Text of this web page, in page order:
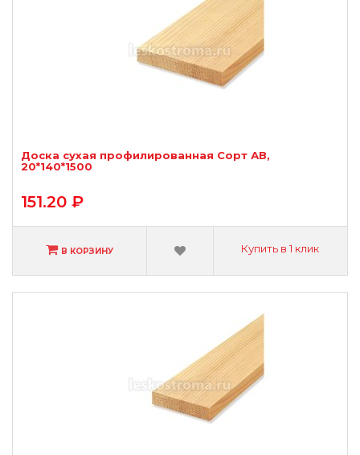
Доска сухая профилированная Сорт АВ,
20*140*1500
151.20 ₽
В КОРЗИНУ Купить в 1 клик